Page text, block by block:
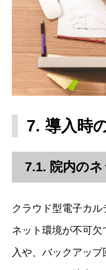
7. 導入時
7.1. 院内の
クラウド型電子カ
ネット環境が不可
入や、バックアッ